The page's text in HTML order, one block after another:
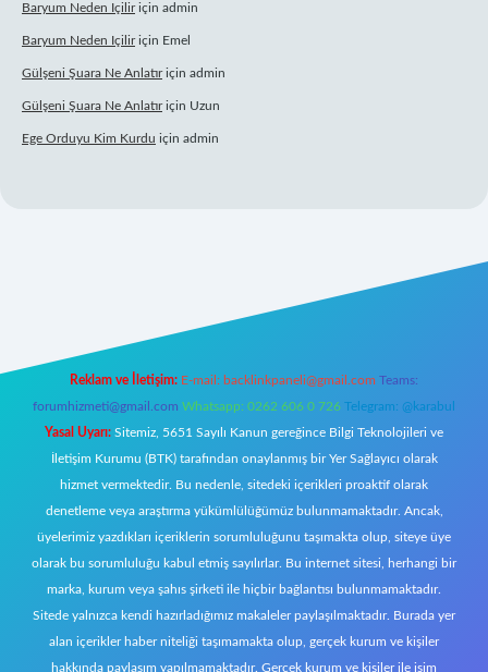
Baryum Neden Içiliriçin admin
Baryum Neden Içiliriçin Emel
Gülşeni Şuara Ne Anlatıriçin admin
Gülşeni Şuara Ne Anlatıriçin Uzun
Ege Orduyu Kim Kurdu için admin
Reklam ve İletişim: E-mail: backlinkpaneli@gmail.com Teams:
forumhizmeti@gmail.com Whatsapp: 0262 606 0 726 Telegram: @karabul
Yasal Uyarı: Sitemiz, 5651 Sayılı Kanun gereğince Bilgi Teknolojileri ve
İletişim Kurumu (BTK) tarafından onaylanmış bir Yer Sağlayıcı olarak
hizmet vermektedir. Bu nedenle, sitedeki içerikleri proaktif olarak
denetleme veya araştırma yükümlülüğümüz bulunmamaktadır. Ancak,
üyelerimiz yazdıkları içeriklerin sorumluluğunu taşımakta olup, siteye üye
olarak bu sorumluluğu kabul etmiş sayılırlar. Bu internet sitesi, herhangi bir
marka, kurum veya şahıs şirketi ile hiçbir bağlantısı bulunmamaktadır.
Sitede yalnızca kendi hazırladığımız makaleler paylaşılmaktadır. Burada yer
alan içerikler haber niteliği taşımamakta olup, gerçek kurum ve kişiler
hakkında paylaşım yapılmamaktadır. Gerçek kurum ve kişiler ile isim